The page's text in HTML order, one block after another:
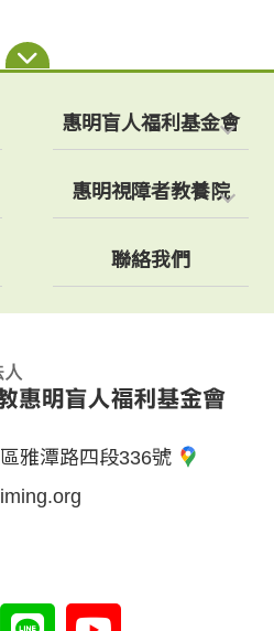
惠明盲人福利基金會
惠明視障者教養院
聯絡我們
雅潭路四段336號